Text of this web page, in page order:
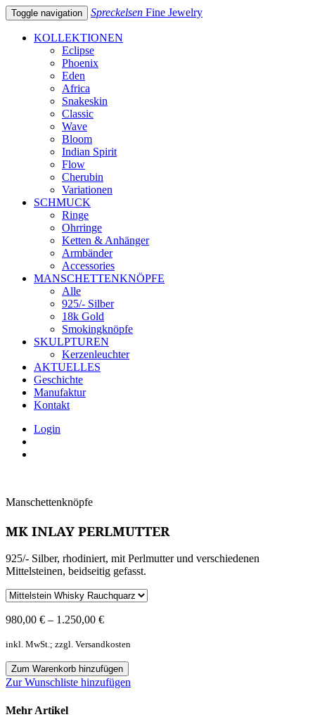
Toggle navigation Spreckelsen Fine Jewelry
KOLLEKTIONEN
Eclipse
Phoenix
Eden
Africa
Snakeskin
Classic
Wave
Bloom
Indian Spirit
Flow
Cherubin
Variationen
SCHMUCK
Ringe
Ohrringe
Ketten & Anhänger
Armbänder
Accessories
MANSCHETTENKNÖPFE
Alle
925/- Silber
18k Gold
Smokingknöpfe
SKULPTUREN
Kerzenleuchter
AKTUELLES
Geschichte
Manufaktur
Kontakt
Login
Manschettenknöpfe
MK INLAY PERLMUTTER
925/- Silber, rhodiniert, mit Perlmutter und verschiedenen
Mittelsteinen, beidseitig gefasst.
980,00 € – 1.250,00 €
inkl. MwSt.; zzgl. Versandkosten
Zum Warenkorb hinzufügen
Zur Wunschliste hinzufügen
Mehr Artikel